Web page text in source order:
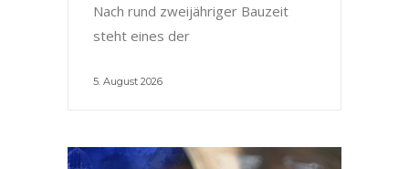
Nach rund zweijähriger Bauzeit
steht eines der
5. August 2026